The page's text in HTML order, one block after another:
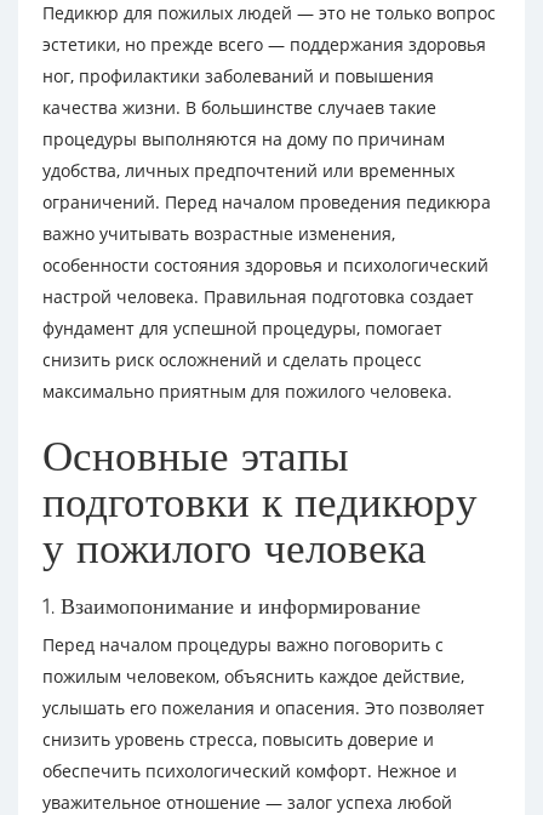
Педикюр для пожилых людей — это не только вопрос
эстетики, но прежде всего — поддержания здоровья
ног, профилактики заболеваний и повышения
качества жизни. В большинстве случаев такие
процедуры выполняются на дому по причинам
удобства, личных предпочтений или временных
ограничений. Перед началом проведения педикюра
важно учитывать возрастные изменения,
особенности состояния здоровья и психологический
настрой человека. Правильная подготовка создает
фундамент для успешной процедуры, помогает
снизить риск осложнений и сделать процесс
максимально приятным для пожилого человека.
Основные этапы
подготовки к педикюру
у пожилого человека
1. Взаимопонимание и информирование
Перед началом процедуры важно поговорить с
пожилым человеком, объяснить каждое действие,
услышать его пожелания и опасения. Это позволяет
снизить уровень стресса, повысить доверие и
обеспечить психологический комфорт. Нежное и
уважительное отношение — залог успеха любой